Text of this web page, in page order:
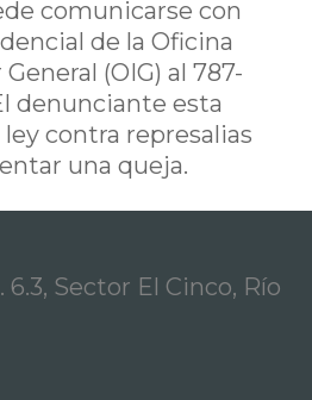
comunicarse con
de la Oficina
(OIG) al 787-
denunciante esta
contra represalias
una queja.
Sector El Cinco, Río